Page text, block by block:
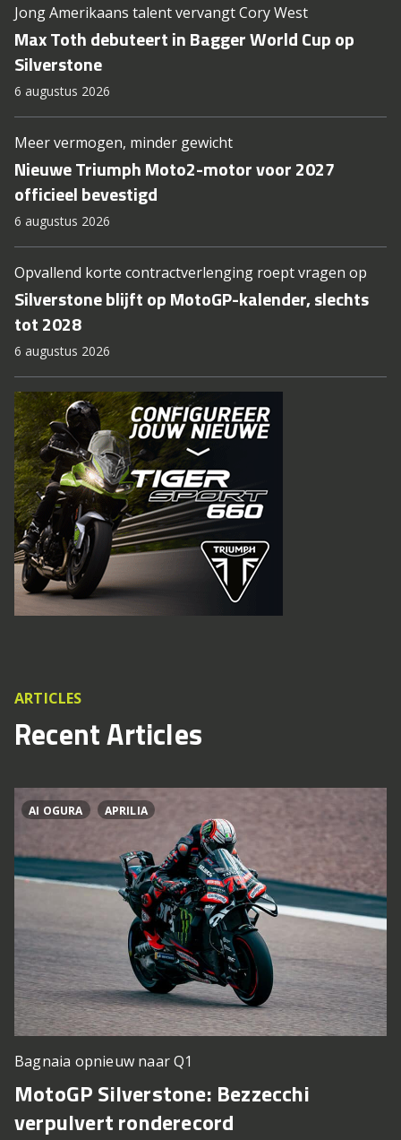
Jong Amerikaans talent vervangt Cory West
Max Toth debuteert in Bagger World Cup op
Silverstone
6 augustus 2026
Meer vermogen, minder gewicht
Nieuwe Triumph Moto2-motor voor 2027
officieel bevestigd
6 augustus 2026
Opvallend korte contractverlenging roept vragen op
Silverstone blijft op MotoGP-kalender, slechts
tot 2028
6 augustus 2026
ARTICLES
Recent Articles
AI OGURA APRILIA
Bagnaia opnieuw naar Q1
MotoGP Silverstone: Bezzecchi
verpulvert ronderecord